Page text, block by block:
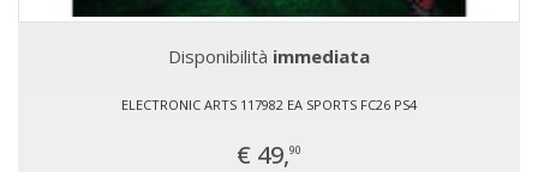
Disponibilità immediata
ELECTRONIC ARTS 117982 EA SPORTS FC26 PS4
€ 49,90